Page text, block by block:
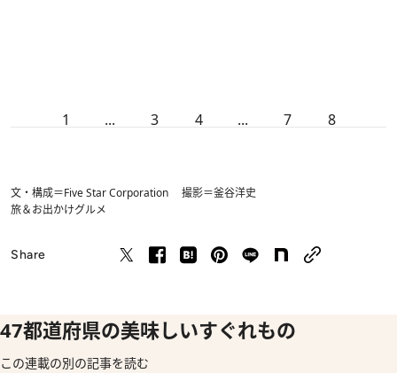
1 ... 3 4 ... 7 8
文・構成＝Five Star Corporation 撮影＝釜谷洋史
旅＆お出かけグルメ
Share
47都道府県の美味しいすぐれもの
この連載の別の記事を読む